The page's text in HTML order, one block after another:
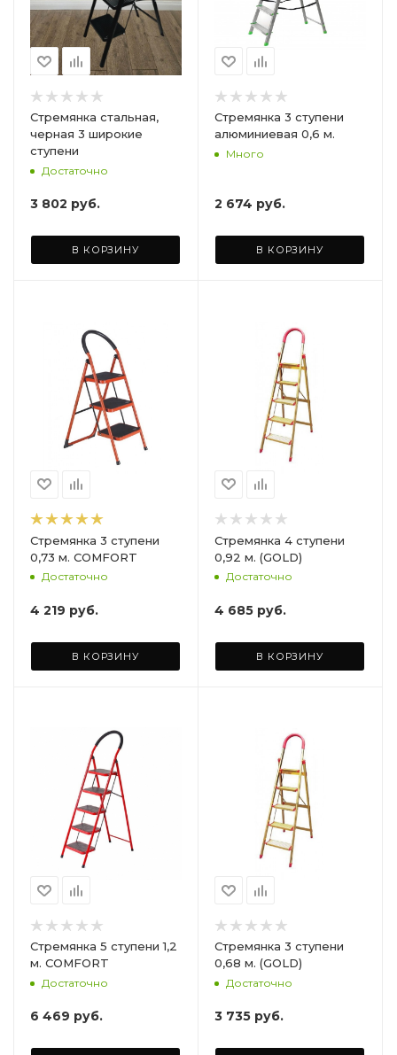
Стремянка стальная,
черная 3 широкие
ступени
Достаточно
3 802 руб.
В КОРЗИНУ
Стремянка 3 ступени
алюминиевая 0,6 м.
Много
2 674 руб.
В КОРЗИНУ
Стремянка 3 ступени
0,73 м. COMFORT
Достаточно
4 219 руб.
В КОРЗИНУ
Стремянка 4 ступени
0,92 м. (GOLD)
Достаточно
4 685 руб.
В КОРЗИНУ
Стремянка 5 ступени 1,2
м. COMFORT
Достаточно
6 469 руб.
Стремянка 3 ступени
0,68 м. (GOLD)
Достаточно
3 735 руб.